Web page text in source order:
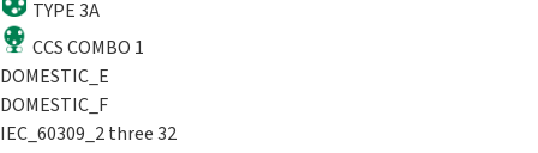
TYPE 3A
CCS COMBO 1
DOMESTIC_E
DOMESTIC_F
IEC_60309_2 three 32